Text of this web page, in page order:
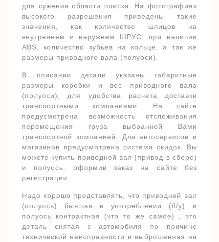
для сужения области поиска. На фотографиях
высокого разрешения приведены такие
значения, как количество шлицов на
внутреннем и наружнем ШРУС, при наличии
ABS, количество зубьев на кольце, а так же
размеры приводного вала (полуоси).
В описании детали указаны габаритные
размеры коробки и вес приводного вала
(полуоси), для удобства расчета доставки
транспортными компаниями. На сайте
предусмотрена возможность отслеживания
перемещения груза выбранной Вами
транспортной компанией. Для автосервисов и
магазинов предусмотрена система скидок. Вы
можете купить приводной вал (привод в сборе)
и полуось, оформив заказ на сайте без
регистрации.
Надо хорошо представлять, что приводной вал
(полуось) бывшая в употреблении (б/у) и
полуось контрактная (что то же самое) , это
деталь снятая с автомобиля по причине
технической неисправности и выброшенная на